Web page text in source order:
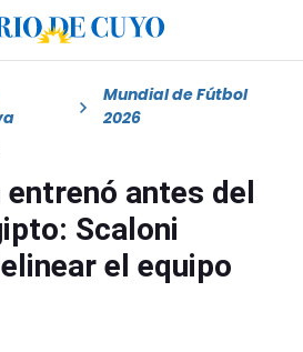
Mundial de Fútbol
2026
entrenó antes del
Scaloni
el equipo